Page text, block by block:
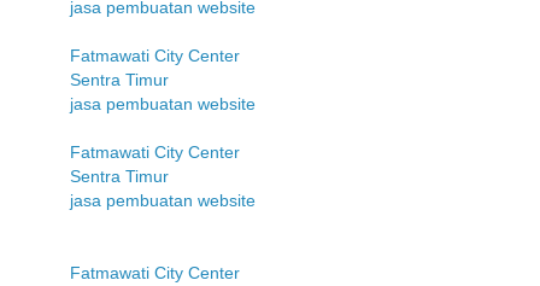
jasa pembuatan website
Fatmawati City Center
Sentra Timur
jasa pembuatan website
Fatmawati City Center
Sentra Timur
jasa pembuatan website
Fatmawati City Center